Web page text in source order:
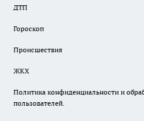
ДТП
Гороскоп
Происшествия
ЖКХ
Политика конфиденциальности и
пользователей.